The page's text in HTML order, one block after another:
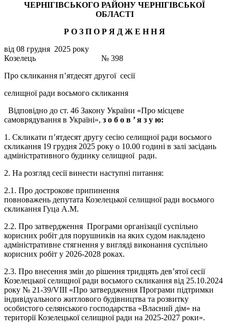
ЧЕРНІГІВСЬКОГО РАЙОНУ ЧЕРНІГІВСЬКОЇ
ОБЛАСТІ
Р О З П О Р Я Д Ж Е ННЯ
від 08 грудня 2025 року
Козелець № 398
Про скликання п’ятдесят другої сесії
селищної ради восьмого скликання
Відповідно до ст. 46 Закону України «Про місцеве
самоврядування в Україні», з о б о в ’я з у ю:
1. Скликати п’ятдесят другу сесію селищної ради восьмого
скликання 19 грудня 2025 року о 10.00 годині в залі засідань
адміністративного будинку селищної ради.
2. На розгляд сесії винести наступні питання:
2.1. Про дострокове припинення
повноважень депутата Козелецької селищної ради восьмого
скликання Гуца А.М.
2.2. Про затвердження Програми організації суспільно
корисних робіт для порушників на яких судом накладено
адміністративне стягнення у вигляді виконання суспільно
корисних робіт у 2026-2028 роках.
2.3. Про внесення змін до рішення тридцять дев’ятої сесії
Козелецької селищної ради восьмого скликання від 25.10.2024
року № 21-39/VIII «Про затвердження Програми підтримки
індивідуального житлового будівництва та розвитку
особистого селянського господарства «Власний дім» на
території Козелецької селищної ради на 2025-2027 роки».